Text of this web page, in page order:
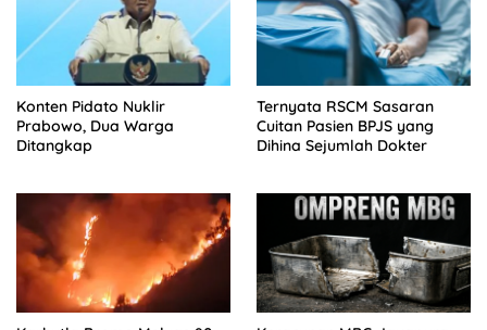
Konten Pidato Nuklir
Prabowo, Dua Warga
Ditangkap
Ternyata RSCM Sasaran
Cuitan Pasien BPJS yang
Dihina Sejumlah Dokter